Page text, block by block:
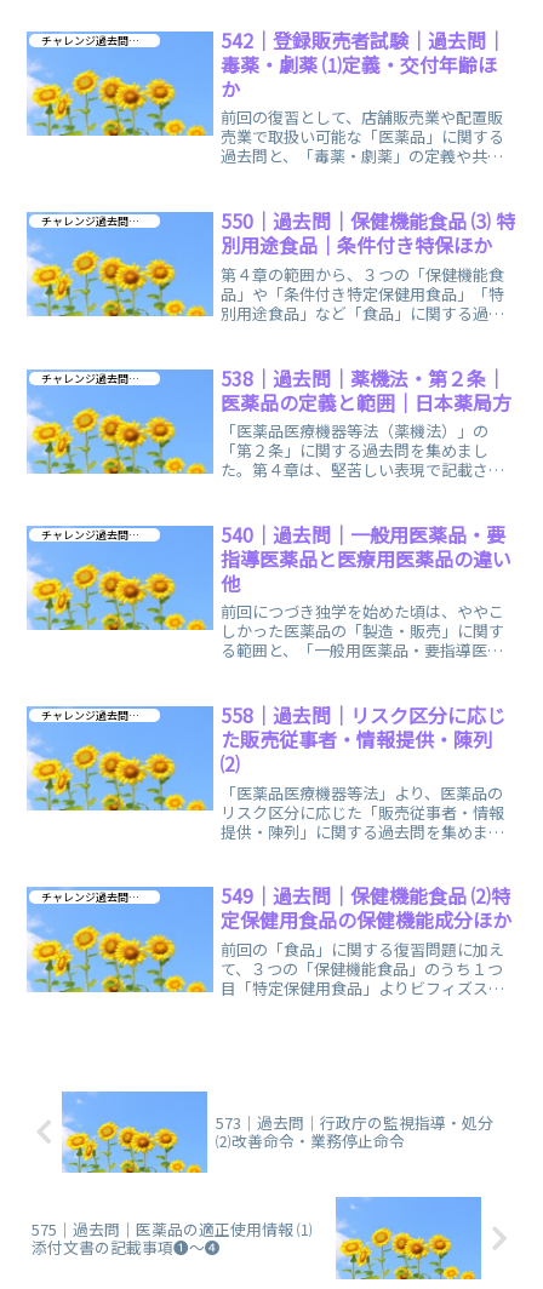
チャレンジ過去問 第４章
542｜登録販売者試験｜過去問｜
毒薬・劇薬 ⑴定義・交付年齢ほ
か
前回の復習として、店舗販売業や配置販
売業で取扱い可能な「医薬品」に関する
過去問と、「毒薬・劇薬」の定義や共通
チャレンジ過去問 第４章
550｜過去問｜保健機能食品 ⑶ 特
別用途食品｜条件付き特保ほか
第４章の範囲から、３つの「保健機能食
品」や「条件付き特定保健用食品」「特
別用途食品」など「食品」に関する過去
チャレンジ過去問 第４章
538｜過去問｜薬機法・第２条｜
医薬品の定義と範囲｜日本薬局方
「医薬品医療機器等法（薬機法）」の
「第２条」に関する過去問を集めまし
た。第４章は、堅苦しい表現で記載され
チャレンジ過去問 第４章
540｜過去問｜一般用医薬品・要
指導医薬品と医療用医薬品の違い
他
前回につづき独学を始めた頃は、ややこ
しかった医薬品の「製造・販売」に関す
る範囲と、「一般用医薬品・要指導医薬
チャレンジ過去問 第４章
558｜過去問｜リスク区分に応じ
た販売従事者・情報提供・陳列
⑵
「医薬品医療機器等法」より、医薬品の
リスク区分に応じた「販売従事者・情報
提供・陳列」に関する過去問を集めまし
チャレンジ過去問 第４章
549｜過去問｜保健機能食品 ⑵特
定保健用食品の保健機能成分ほか
前回の「食品」に関する復習問題に加え
て、３つの「保健機能食品」のうち１つ
目「特定保健用食品」よりビフィズス
573｜過去問｜行政庁の監視指導・処分
⑵改善命令・業務停止命令
575｜過去問｜医薬品の適正使用情報 ⑴
添付文書の記載事項❶～❹